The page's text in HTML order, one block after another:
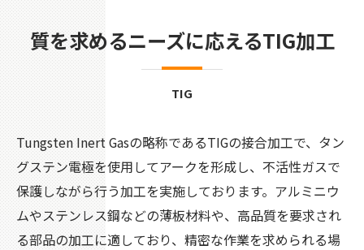
質を求めるニーズに応えるTIG加工
TIG
Tungsten Inert Gasの略称であるTIGの接合加工で、タン
グステン電極を使用してアークを形成し、不活性ガスで
保護しながら行う加工を実施しております。アルミニウ
ムやステンレス鋼などの薄板材料や、高品質を要求され
る部品の加工に適しており、精密な作業を求められる場